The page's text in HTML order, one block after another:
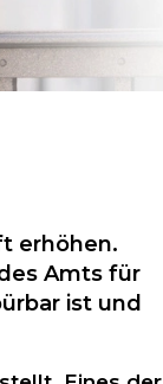
erhöhen.
Amts für
ist und